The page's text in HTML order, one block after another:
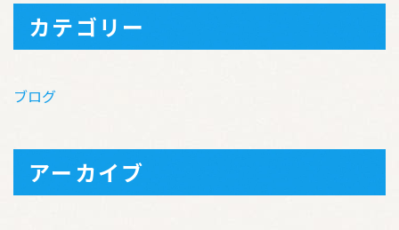
カテゴリー
ブログ
アーカイブ